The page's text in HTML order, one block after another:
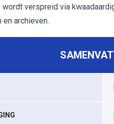
verspreid via
archieven.